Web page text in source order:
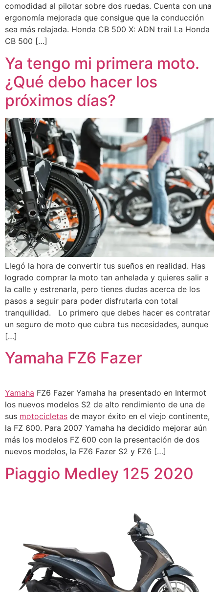
comodidad al pilotar sobre dos ruedas. Cuenta con una
ergonomía mejorada que consigue que la conducción
sea más relajada. Honda CB 500 X: ADN trail La Honda
CB 500 […]
Ya tengo mi primera moto.
¿Qué debo hacer los
próximos días?
Llegó la hora de convertir tus sueños en realidad. Has
logrado comprar la moto tan anhelada y quieres salir a
la calle y estrenarla, pero tienes dudas acerca de los
pasos a seguir para poder disfrutarla con total
tranquilidad. Lo primero que debes hacer es contratar
un seguro de moto que cubra tus necesidades, aunque
[…]
Yamaha FZ6 Fazer
Yamaha FZ6 Fazer Yamaha ha presentado en Intermot
los nuevos modelos S2 de alto rendimiento de una de
sus motocicletas de mayor éxito en el viejo continente,
la FZ 600. Para 2007 Yamaha ha decidido mejorar aún
más los modelos FZ 600 con la presentación de dos
nuevos modelos, la FZ6 Fazer S2 y FZ6 […]
Piaggio Medley 125 2020